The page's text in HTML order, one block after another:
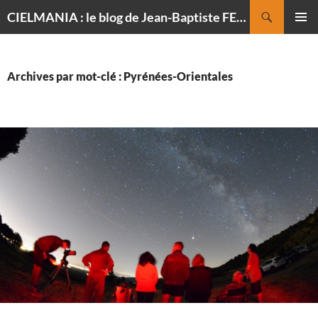
CIELMANIA : le blog de Jean-Baptiste FELDMANN, photographe du ciel
Archives par mot-clé : Pyrénées-Orientales